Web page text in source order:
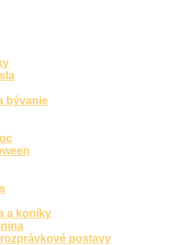
bývanie
a koníky
postavy